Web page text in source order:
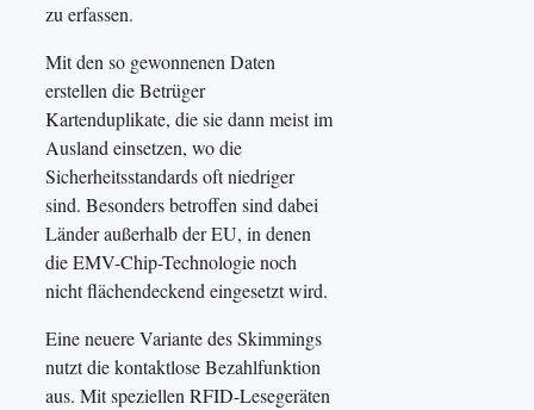
zu erfassen.
Mit den so gewonnenen Daten
erstellen die Betrüger
Kartenduplikate, die sie dann meist im
Ausland einsetzen, wo die
Sicherheitsstandards oft niedriger
sind. Besonders betroffen sind dabei
Länder außerhalb der EU, in denen
die EMV-Chip-Technologie noch
nicht flächendeckend eingesetzt wird.
Eine neuere Variante des Skimmings
nutzt die kontaktlose Bezahlfunktion
aus. Mit speziellen RFID-Lesegeräten